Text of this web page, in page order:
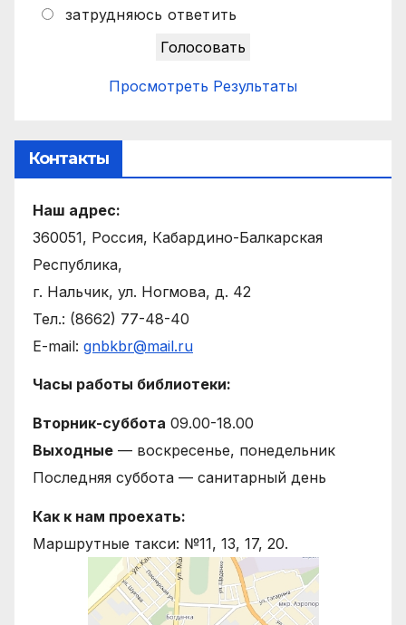
затрудняюсь ответить
Просмотреть Результаты
Контакты
Наш адрес:
360051, Россия, Кабардино-Балкарская
Республика,
г. Нальчик, ул. Ногмова, д. 42
Тел.: (8662) 77-48-40
E-mail: gnbkbr@mail.ru
Часы работы библиотеки:
Вторник-суббота 09.00-18.00
Выходные — воскресенье, понедельник
Последняя суббота — санитарный день
Как к нам проехать:
Маршрутные такси: №11, 13, 17, 20.